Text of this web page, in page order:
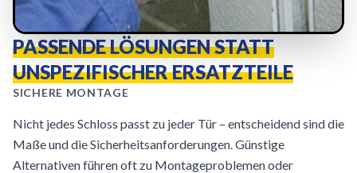
PASSENDE LÖSUNGEN STATT
UNSPEZIFISCHER ERSATZTEILE
SICHERE MONTAGE
Nicht jedes Schloss passt zu jeder Tür – entscheidend sind die
Maße und die Sicherheitsanforderungen. Günstige
Alternativen führen oft zu Montageproblemen oder